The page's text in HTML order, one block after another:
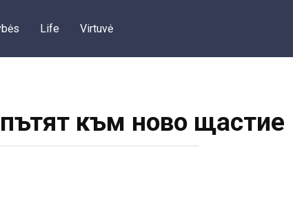
Life Virtuvė
към ново щастие